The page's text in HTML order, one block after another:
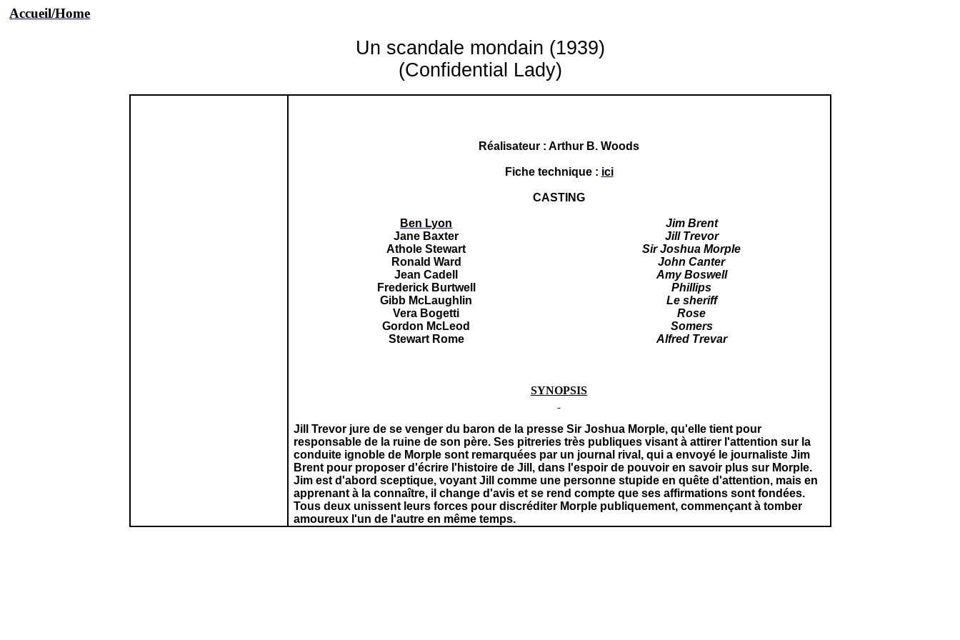
Accueil/Home
Un scandale mondain (1939)
(Confidential Lady)
Réalisateur : Arthur B. Woods
Fiche technique : ici
CASTING
Ben Lyon
Jim Brent
Jane Baxter
Jill Trevor
Athole Stewart
Sir Joshua Morple
Ronald Ward
John Canter
Jean Cadell
Amy Boswell
Frederick Burtwell
Phillips
Gibb McLaughlin
Le sheriff
Vera Bogetti
Rose
Gordon McLeod
Somers
Stewart Rome
Alfred Trevar
SYNOPSIS
Jill Trevor jure de se venger du baron de la presse Sir Joshua Morple, qu'elle tient pour
responsable de la ruine de son père. Ses pitreries très publiques visant à attirer l'attention sur la
conduite ignoble de Morple sont remarquées par un journal rival, qui a envoyé le journaliste Jim
Brent pour proposer d'écrire l'histoire de Jill, dans l'espoir de pouvoir en savoir plus sur Morple.
Jim est d'abord sceptique, voyant Jill comme une personne stupide en quête d'attention, mais en
apprenant à la connaître, il change d'avis et se rend compte que ses affirmations sont fondées.
Tous deux unissent leurs forces pour discréditer Morple publiquement, commençant à tomber
amoureux l'un de l'autre en même temps.